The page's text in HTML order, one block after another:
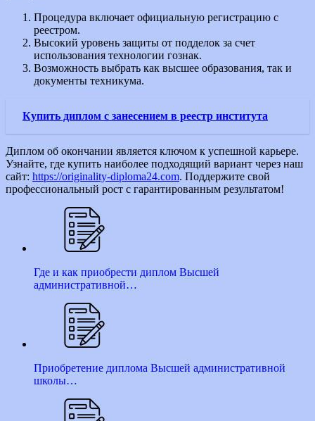
Процедура включает официальную регистрацию с
реестром.
Высокий уровень защиты от подделок за счет
использования технологии гознак.
Возможность выбрать как высшее образования, так и
документы техникума.
Купить диплом с занесением в реестр института
Диплом об окончании является ключом к успешной карьере.
Узнайте, где купить наиболее подходящий вариант через наш
сайт: https://originality-diploma24.com. Поддержите свой
профессиональный рост с гарантированным результатом!
Где и как приобрести диплом Высшей
административной…
Приобретение диплома Высшей административной
школы…